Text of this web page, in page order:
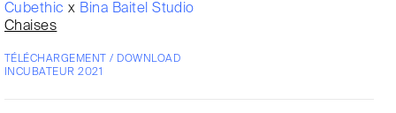
Cubethicx Bina Baitel Studio
Chaises
TÉLÉCHARGEMENT / DOWNLOAD
INCUBATEUR 2021